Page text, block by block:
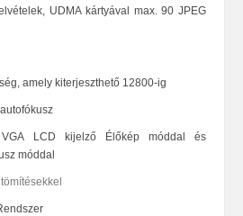
UDMA kártyával max. 90 JPEG
amely kiterjeszthető 12800-ig
LCD kijelző Élőkép móddal és
móddal